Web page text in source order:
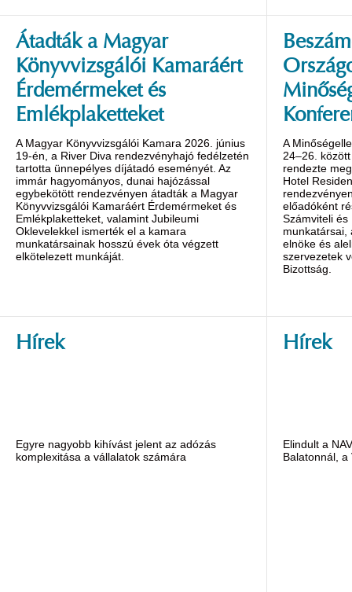
Átadták a Magyar
Könyvvizsgálói Kamaráért
Érdemérmeket és
Emlékplaketteket
A Magyar Könyvvizsgálói Kamara 2026. június
19-én, a River Diva rendezvényhajó fedélzetén
tartotta ünnepélyes díjátadó eseményét. Az
immár hagyományos, dunai hajózással
egybekötött rendezvényen átadták a Magyar
Könyvvizsgálói Kamaráért Érdemérmeket és
Emlékplaketteket, valamint Jubileumi
Oklevelekkel ismerték el a kamara
munkatársainak hosszú évek óta végzett
elkötelezett munkáját.
A
24–26.
rendezte
Hotel
előadóként
Számviteli és
munkatársai,
elnöke és
szervezetek
Bizottság.
Hírek
Egyre nagyobb kihívást jelent az adózás
komplexitása a vállalatok számára
Hírek
Elindult a
Balatonnál, a